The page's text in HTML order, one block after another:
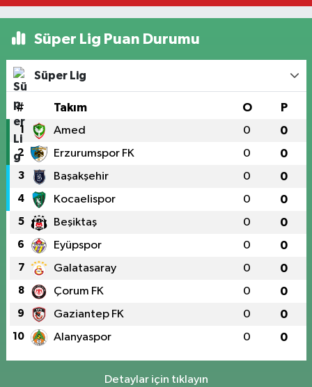
Süper Lig Puan Durumu
Süper Lig
# Takım O P
1 Amed 0 0
2 Erzurumspor FK 0 0
3 Başakşehir 0 0
4 Kocaelispor 0 0
5 Beşiktaş 0 0
6 Eyüpspor 0 0
7 Galatasaray 0 0
8 Çorum FK 0 0
9 Gaziantep FK 0 0
10 Alanyaspor 0 0
Detaylar için tıklayın